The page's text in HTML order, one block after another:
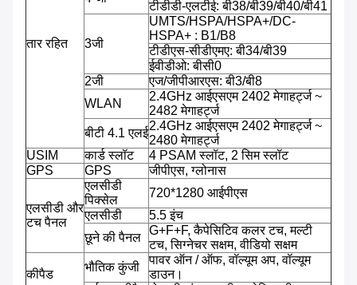
तार रहित
टीडीडी-एलटीई: बी38/बी39/बी40/बी41
3जी
UMTS/HSPA/HSPA+/DC-
HSPA+ : B1/B8
टीडीएस-सीडीएमए: बी34/बी39
ईवीडीओ: बीसी0
2जी
एज/जीपीआरएस: बी3/बी8
WLAN
2.4GHz आईएसएम 2402 मेगाहर्ट्ज ~
2482 मेगाहर्ट्ज
बीटी 4.1 एलई
2.4GHz आईएसएम 2402 मेगाहर्ट्ज ~
2480 मेगाहर्ट्ज
USIM
कार्ड स्लॉट
4 PSAM स्लॉट, 2 सिम स्लॉट
GPS
GPS जीपीएस, ग्लोनास
एलसीडी और
टच पैनल
एलसीडी
पिक्सेल
720*1280 आईपीएस
एलसीडी
5.5 इंच
छूने की पैनल
G+F+F, कैपेसिटिव कलर टच, मल्टी
टच, सिग्नेचर सक्षम, वीडियो सक्षम
कीपैड
भौतिक कुंजी
पावर ऑन / ऑफ, वॉल्यूम अप, वॉल्यूम
डाउन।